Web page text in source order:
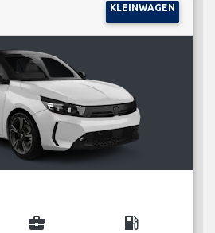
KLEINWAGEN
business_center local_gas_station